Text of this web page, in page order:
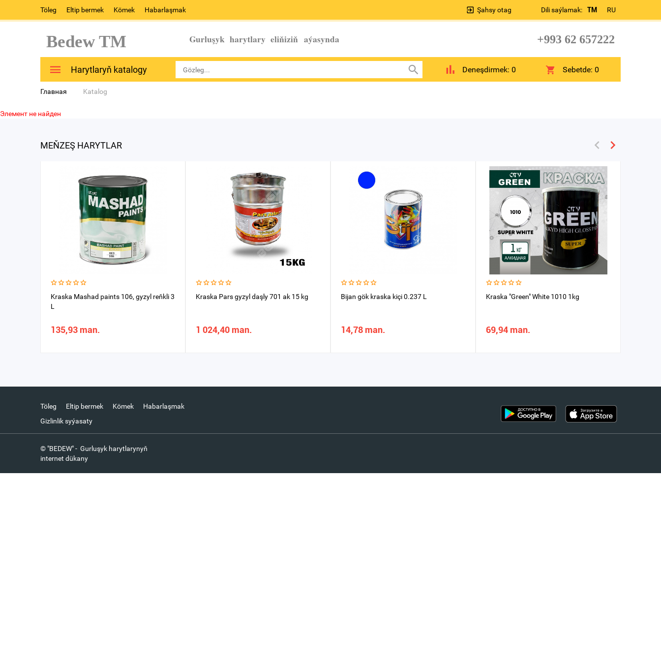
Töleg Eltip bermek Kömek Habarlaşmak Dili saýlamak: TM RU
Şahsy otag
Bedew TM Gurluşyk harytlary eliňiziň aýasynda +993 62 657222
Harytlaryň katalogy Deneşdirmek: 0 Sebetde:0
Главная Katalog
Элемент не найден
MEŇZEŞ HARYTLAR
Kraska Mashad paints 106, gyzyl reňkli 3
L
135,93 man.
Kraska Pars gyzyl daşly 701 ak 15 kg
1 024,40 man.
Bijan gök kraska kiçi 0.237 L
14,78 man.
Kraska "Green" White 1010 1kg
69,94 man.
Töleg Eltip bermek Kömek
Habarlaşmak
Gizlinlik syýasaty
© "BEDEW" - Gurluşyk harytlarynyň
internet dükany